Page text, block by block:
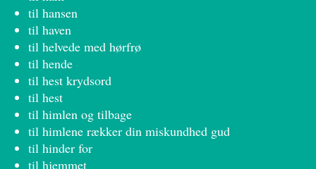
til hansen
til haven
til helvede med hørfrø
til hende
til hest krydsord
til hest
til himlen og tilbage
til himlene rækker din miskundhed gud
til hinder for
til hjemmet